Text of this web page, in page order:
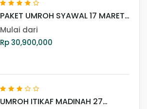
PAKET UMROH SYAWAL 17 MARET
2027
Mulai dari
Rp 30,900,000
UMROH ITIKAF MADINAH 27